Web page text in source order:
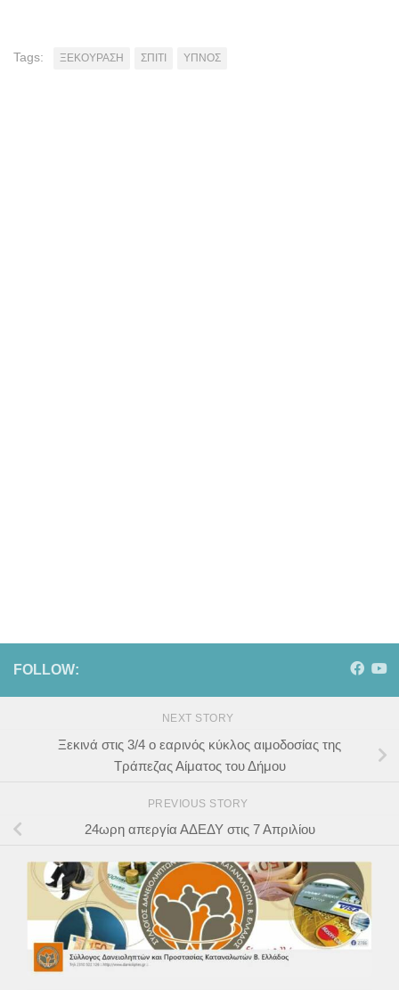
Tags: ΞΕΚΟΥΡΑΣΗ ΣΠΙΤΙ ΥΠΝΟΣ
FOLLOW:
NEXT STORY
Ξεκινά στις 3/4 ο εαρινός κύκλος αιμοδοσίας της
Τράπεζας Αίματος του Δήμου
PREVIOUS STORY
24ωρη απεργία ΑΔΕΔΥ στις 7 Απριλίου